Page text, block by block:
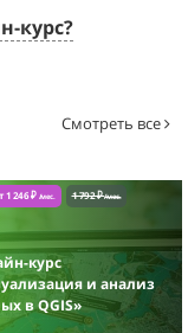
курс?
Смотреть все
1 246 ₽ /мес. 1 792 ₽/мес.
курс
и анализ
в QGIS»